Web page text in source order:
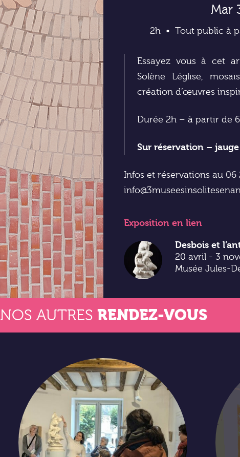
Mar
2h Tout public à
Essayez vous à cet
Solène Léglise,
création d’œuvres
Durée 2h – à partir de
Sur réservation –
Infos et réservations au 06
Exposition en lien
Desbois et
20 avril - 3
Musée Jules-
NOS AUTRES RENDEZ-VOUS